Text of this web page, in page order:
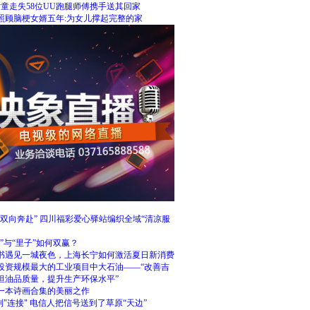
走失58位UU跑腿师傅携手送其回家
顾脑梗女婿五年:为女儿撑起完整的家
双向奔赴” 四川福彩爱心驿站编织全域“清凉服
与“里子”如何双赢？
遇见一城夜色，上海长宁如何激活夏日新消费
资规模最大的工业项目中大石油——“改善吉
油品质量，提升生产环保水平”
本诗画合集的美丽之作
"连接" 电信人把信号送到了草原“天边”